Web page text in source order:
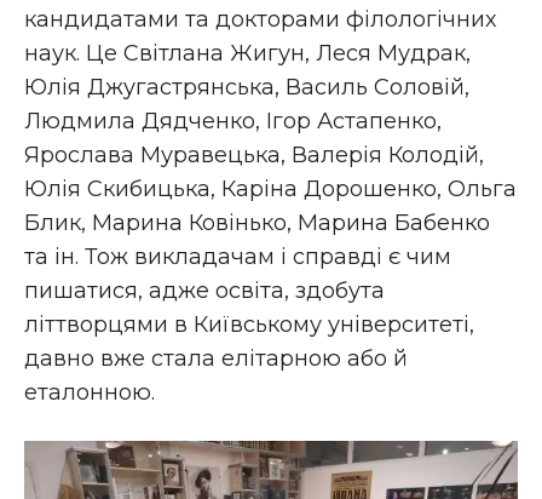
кандидатами та докторами філологічних
наук. Це Світлана Жигун, Леся Мудрак,
Юлія Джугастрянська, Василь Соловій,
Людмила Дядченко, Ігор Астапенко,
Ярослава Муравецька, Валерія Колодій,
Юлія Скибицька, Каріна Дорошенко, Ольга
Блик, Марина Ковінько, Марина Бабенко
та ін. Тож викладачам і справді є чим
пишатися, адже освіта, здобута
літтворцями в Київському університеті,
давно вже стала елітарною або й
еталонною.